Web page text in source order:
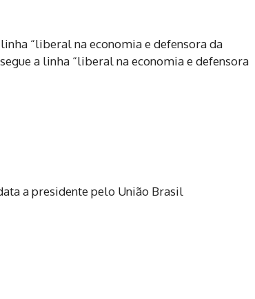
“liberal na economia e defensora da
a linha “liberal na economia e defensora
a presidente pelo União Brasil